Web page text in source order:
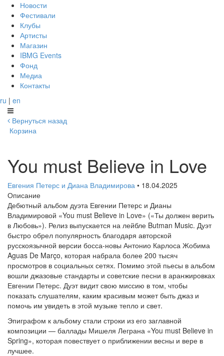
Новости
Фестивали
Клубы
Артисты
Магазин
IBMG Events
Фонд
Медиа
Контакты
ru | en
Вернуться назад
Корзина
You must Believe in Love
Евгения Петерс и Диана Владимирова • 18.04.2025
Описание
Дебютный альбом дуэта Евгении Петерс и Дианы
Владимировой «You must Believe in Love» («Ты должен верить
в Любовь»). Релиз выпускается на лейбле Butman Music. Дуэт
быстро обрел популярность благодаря авторской
русскоязычной версии босса-новы Антонио Карлоса Жобима
Aguas De Março, которая набрала более 200 тысяч
просмотров в социальных сетях. Помимо этой пьесы в альбом
вошли джазовые стандарты и советские песни в аранжировках
Евгении Петерс. Дуэт видит свою миссию в том, чтобы
показать слушателям, каким красивым может быть джаз и
помочь им увидеть в этой музыке тепло и свет.
Эпиграфом к альбому стали строки из его заглавной
композиции — баллады Мишеля Леграна «You must Believe in
Spring», которая повествует о приближении весны и вере в
лучшее.